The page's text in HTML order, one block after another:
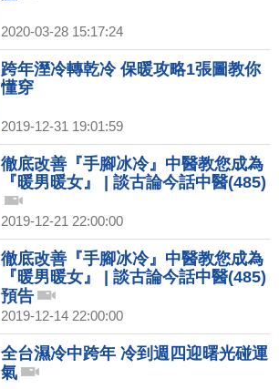
2020-03-28 15:17:24
跨年溼冷轉乾冷 保暖攻略1張圖教你
懂穿
2019-12-31 19:01:59
徹底改善『手腳冰冷』中醫教您成為
『暖男暖女』 | 談古論今話中醫(485)
2019-12-21 22:00:00
徹底改善『手腳冰冷』中醫教您成為
『暖男暖女』 | 談古論今話中醫(485)
預告
2019-12-14 22:00:00
全台濕冷中跨年 冷到週四迎曙光碰運
氣